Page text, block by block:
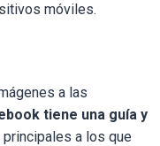
móviles.
a las
tiene una guía y
a los que